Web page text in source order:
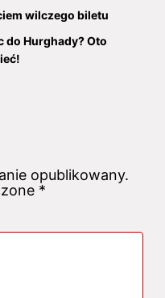
wilczego biletu
do Hurghady? Oto
opublikowany.
*